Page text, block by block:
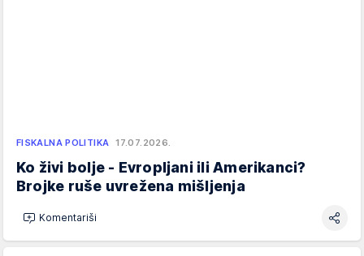
FISKALNA POLITIKA 17.07.2026.
Ko živi bolje - Evropljani ili Amerikanci?
Brojke ruše uvrežena mišljenja
Komentariši